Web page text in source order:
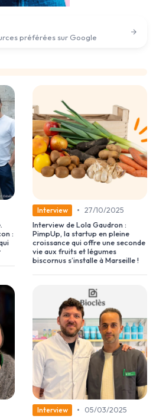
préférées sur Google
:
Interview • 27/10/2025
Interview de Lola Gaudron :
PimpUp, la startup en pleine
croissance qui offre une seconde
vie aux fruits et légumes
biscornus s’installe à Marseille !
Interview •
05/03/2025